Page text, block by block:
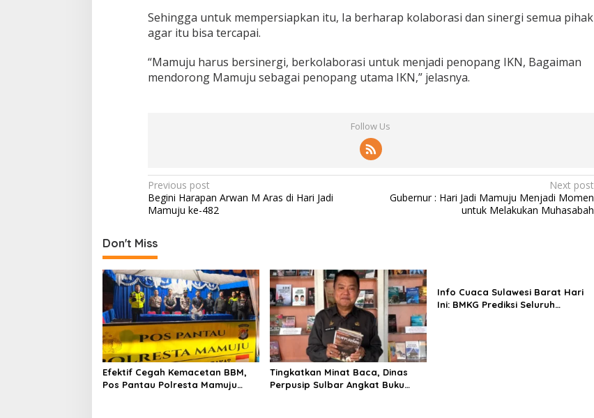
Sehingga untuk mempersiapkan itu, Ia berharap kolaborasi dan sinergi semua pihak
agar itu bisa tercapai.
“Mamuju harus bersinergi, berkolaborasi untuk menjadi penopang IKN, Bagaiman
mendorong Mamuju sebagai penopang utama IKN,” jelasnya.
Follow Us
P
o
t
n
a
v
i
g
a
t
Previous post
Begini Harapan Arwan M Aras di Hari Jadi
Mamuju ke-482
Next post
Gubernur : Hari Jadi Mamuju Menjadi Momen
untuk Melakukan Muhasabah
Don't Miss
Efektif Cegah Kemacetan BBM,
Pos Pantau Polresta Mamuju
Tingkatkan Minat Baca, Dinas
Perpusip Sulbar Angkat Buku
Info Cuaca Sulawesi Barat Hari
Ini: BMKG Prediksi Seluruh